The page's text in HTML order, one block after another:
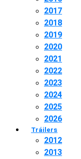
2017
2018
2019
2020
2021
2022
2023
2024
2025
2026
Tráilers
2012
2013